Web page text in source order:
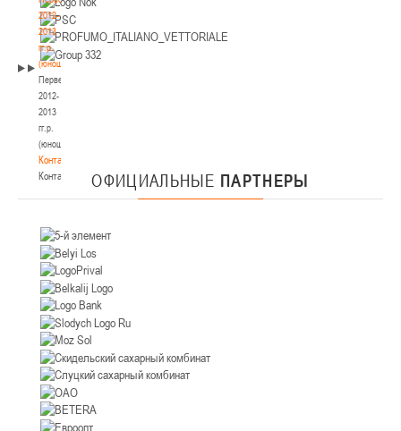
2012-
2013
гг.р.
(юноши)
Первенство
2012-
2013
гг.р.
(юноши)
Контакты
Контакты
ОФИЦИАЛЬНЫЕ ПАРТНЕРЫ